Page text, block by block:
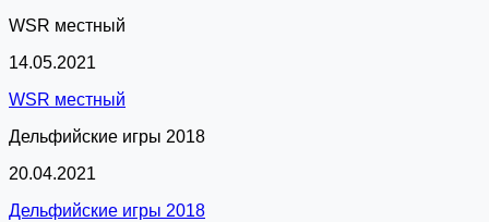
WSR местный
14.05.2021
WSR местный
Дельфийские игры 2018
20.04.2021
Дельфийские игры 2018